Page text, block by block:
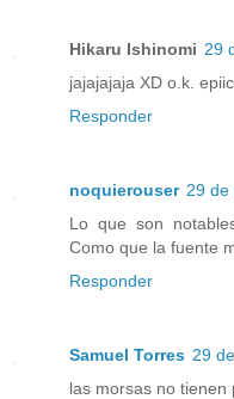
Hikaru Ishinomi 29
jajajajaja XD o.k.
Responder
noquierouser 29 de
Lo que son
Como que la fuente
Responder
Samuel Torres 29
las morsas no